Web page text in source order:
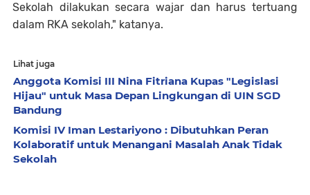
Sekolah dilakukan secara wajar dan harus tertuang
dalam RKA sekolah," katanya.
Lihat juga
Anggota Komisi III Nina Fitriana Kupas "Legislasi
Hijau" untuk Masa Depan Lingkungan di UIN SGD
Bandung
Komisi IV Iman Lestariyono : Dibutuhkan Peran
Kolaboratif untuk Menangani Masalah Anak Tidak
Sekolah